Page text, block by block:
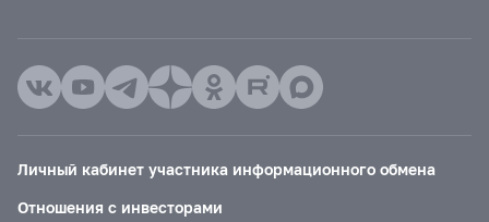
Личный кабинет участника информационного обмена
Отношения с инвесторами